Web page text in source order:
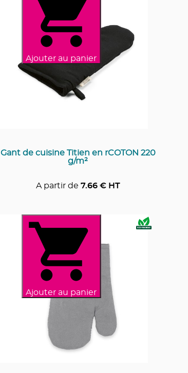
Ajouter au panier
Gant de cuisine Titien en rCOTON 220
g/m²
A partir de 7.66€ HT
Ajouter au panier